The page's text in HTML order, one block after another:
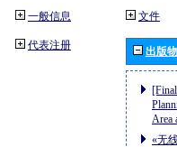
一般信息
代表注册
文件
出版物
Area
«无